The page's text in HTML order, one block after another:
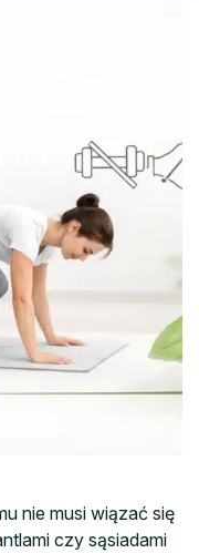
nie musi wiązać się
czy sąsiadami